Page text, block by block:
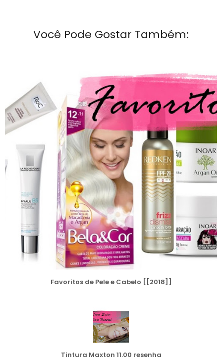
Você Pode Gostar Também:
Favoritos de Pele e Cabelo [[2018]]
Tintura Maxton 11.00 resenha